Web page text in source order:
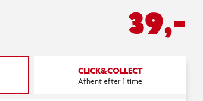
39,-
CLICK&COLLECT
Afhent efter 1 time